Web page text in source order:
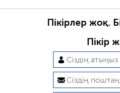
Пікірлер жоқ.
Пікір